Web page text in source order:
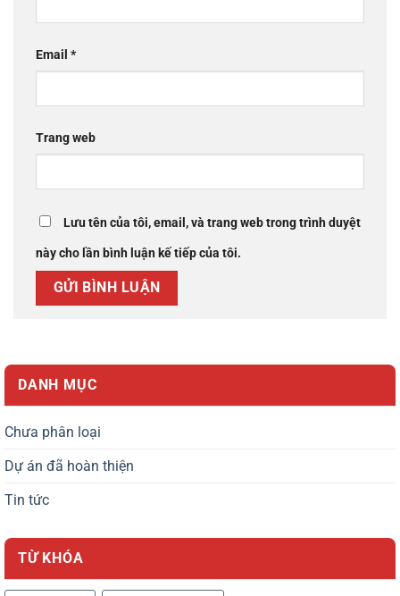
DANH MỤC
Chưa phân loại
Dự án đã hoàn thiện
Tin tức
TỪ KHÓA
Email *
Trang web
Lưu tên của tôi, email, và trang web trong trình duyệt
này cho lần bình luận kế tiếp của tôi.